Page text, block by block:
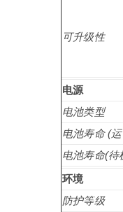
可升级性
电源
电池类型
电池寿命 (
电池寿命(待
环境
防护等级